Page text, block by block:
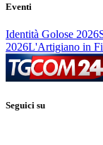
Eventi
Identità Golose 2026
2026L'Artigiano in
Seguici su